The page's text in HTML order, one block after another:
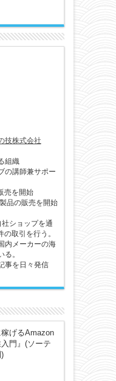
技株式会社
組織
の講師兼サポー
売を開始
品の販売を開始
ショップを通
取引を行う。
内メーカーの海
。
事を日々発信
稼げるAmazon
門』(ソーテ